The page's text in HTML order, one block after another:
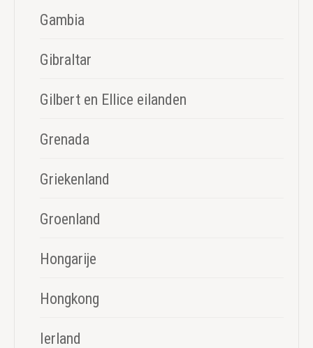
Gambia
Gibraltar
Gilbert en Ellice eilanden
Grenada
Griekenland
Groenland
Hongarije
Hongkong
Ierland